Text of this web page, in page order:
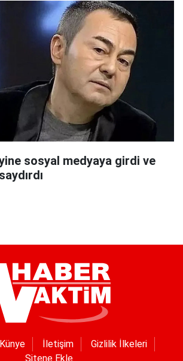
sosyal medyaya girdi ve
Künye İletişim
Gizlilik İlkeleri
Sitene Ekle